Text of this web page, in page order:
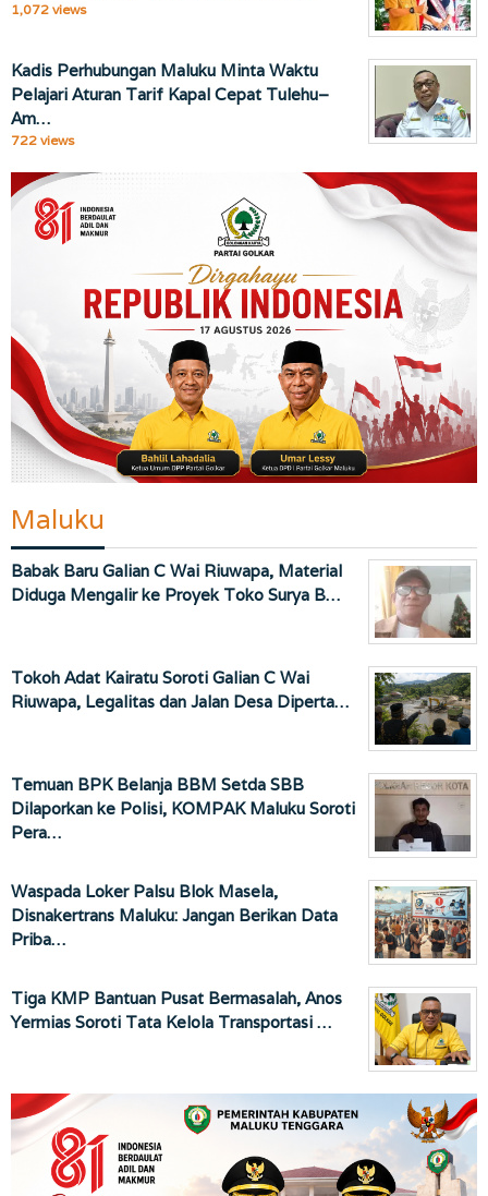
1,072 views
Kadis Perhubungan Maluku Minta Waktu
Pelajari Aturan Tarif Kapal Cepat Tulehu–
Am…
722 views
Maluku
Babak Baru Galian C Wai Riuwapa, Material
Diduga Mengalir ke Proyek Toko Surya B…
Tokoh Adat Kairatu Soroti Galian C Wai
Riuwapa, Legalitas dan Jalan Desa Diperta…
Temuan BPK Belanja BBM Setda SBB
Dilaporkan ke Polisi, KOMPAK Maluku Soroti
Pera…
Waspada Loker Palsu Blok Masela,
Disnakertrans Maluku: Jangan Berikan Data
Priba…
Tiga KMP Bantuan Pusat Bermasalah, Anos
Yermias Soroti Tata Kelola Transportasi …